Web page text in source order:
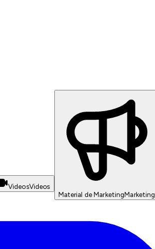
VideosVideos
Material de MarketingMarketing